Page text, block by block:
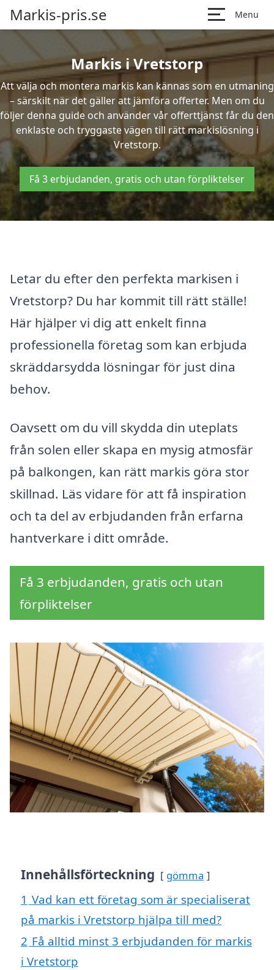
Markis-pris.se Menu
Markis i Vretstorp
Att välja och montera markis kan kännas som en utmaning
– särskilt när det gäller att jämföra offerter. Men om du
följer denna guide och använder vår offerttjänst får du den
enklaste och tryggaste vägen till rätt markislösning i
Vretstorp.
Få 3 erbjudanden, gratis och utan förpliktelser
Letar du efter den perfekta markisen i
Vretstorp? Du har kommit till rätt ställe!
Här hjälper vi dig att enkelt finna
professionella företag som kan erbjuda
skräddarsydda lösningar för just dina
behov.
Oavsett om du vill skydda din uteplats
från solen eller skapa en mysig atmosfär
på balkongen, kan rätt markis göra stor
skillnad. Läs vidare för att få inspiration
och ta del av erbjudanden från erfarna
hantverkare i ditt område.
Få 3 erbjudanden, gratis och utan
förpliktelser
Innehållsförteckning gömma
1 Vad kan ett företag som är specialiserat
på markis i Vretstorp hjälpa till med?
2 Få alltid minst 3 erbjudanden för markis
i Vretstorp